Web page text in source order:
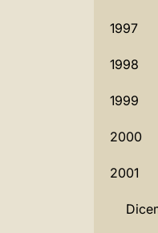
1997
1998
1999
2000
2001